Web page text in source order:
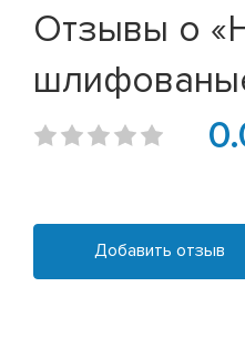
Отзывы о
Добавить отзыв